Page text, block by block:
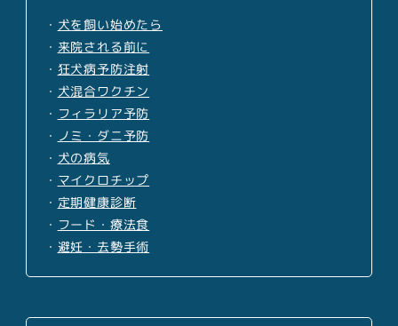
・ 犬を飼い始めたら
・ 来院される前に
・ 狂犬病予防注射
・ 犬混合ワクチン
・ フィラリア予防
・ ノミ・ダニ予防
・ 犬の病気
・ マイクロチップ
・ 定期健康診断
・ フード・療法食
・ 避妊・去勢手術